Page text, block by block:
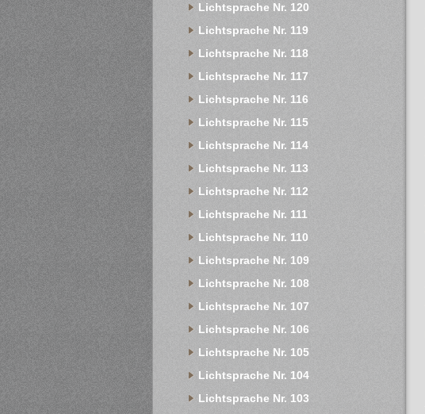
Lichtsprache Nr. 120
Lichtsprache Nr. 119
Lichtsprache Nr. 118
Lichtsprache Nr. 117
Lichtsprache Nr. 116
Lichtsprache Nr. 115
Lichtsprache Nr. 114
Lichtsprache Nr. 113
Lichtsprache Nr. 112
Lichtsprache Nr. 111
Lichtsprache Nr. 110
Lichtsprache Nr. 109
Lichtsprache Nr. 108
Lichtsprache Nr. 107
Lichtsprache Nr. 106
Lichtsprache Nr. 105
Lichtsprache Nr. 104
Lichtsprache Nr. 103